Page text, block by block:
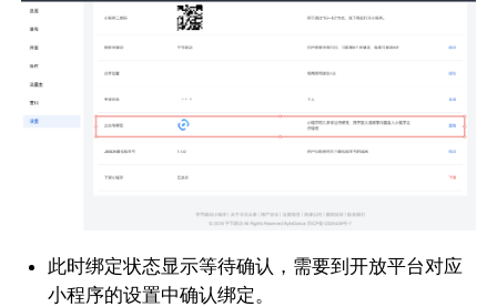
此时绑定状态显示等待确认，需要到开放平台对应
小程序的设置中确认绑定。